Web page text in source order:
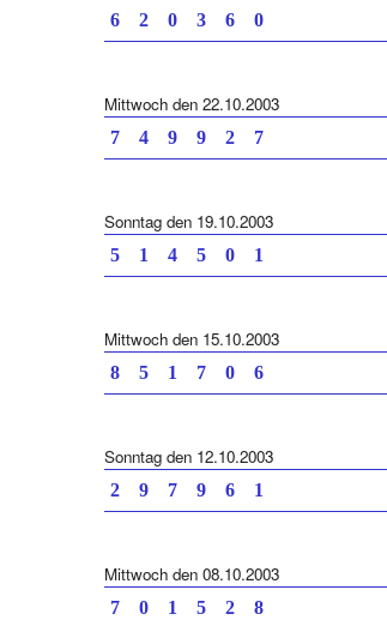
6 2 0 3 6 0
Mittwoch den 22.10.2003
7 4 9 9 2 7
Sonntag den 19.10.2003
5 1 4 5 0 1
Mittwoch den 15.10.2003
8 5 1 7 0 6
Sonntag den 12.10.2003
2 9 7 9 6 1
Mittwoch den 08.10.2003
7 0 1 5 2 8